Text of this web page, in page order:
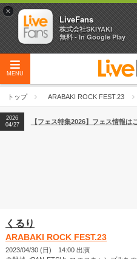
MENU
トップ ARABAKI ROCK FEST.23
2026
04/27
2026
【ライブ動員ランキング】2026年
2026
04/27
【フェス特集2026】フェス情報は
くるり
ARABAKI ROCK FEST.23
2023/04/30 (日) 14:00 出演
×
LiveFans
株式会社SKIYAKI
無料 - In Google Play